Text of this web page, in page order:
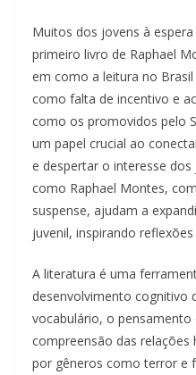
Muitos dos jovens à
primeiro livro de Raphael
em como a leitura no
como falta de incentivo e
como os promovidos pelo
um papel crucial ao
e despertar o interesse
como Raphael Montes,
suspense, ajudam a
juvenil, inspirando
A literatura é uma
desenvolvimento cognitivo
vocabulário, o
compreensão das relações
por gêneros como terror e